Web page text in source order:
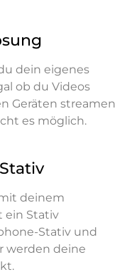
dein eigenes
ob du Videos
Geräten streamen
es möglich.
deinem
ein Stativ
Stativ und
werden deine